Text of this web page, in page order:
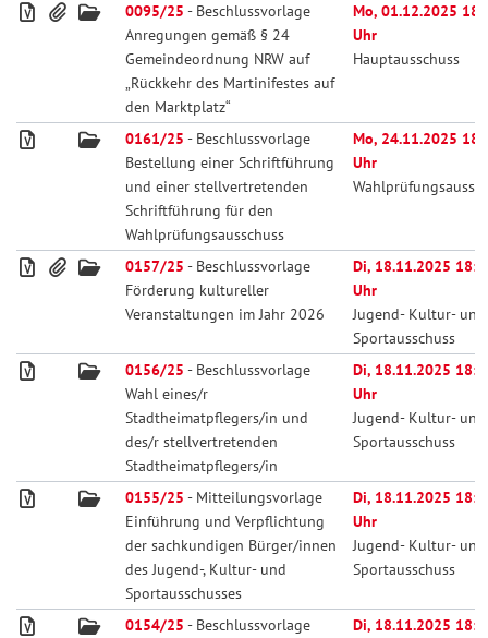
0095/25 - Beschlussvorlage
Anregungen gemäß § 24
Gemeindeordnung NRW auf
„Rückkehr des Martinifestes auf
den Marktplatz“
Mo, 01.12.2025
Uhr
Hauptausschuss
0161/25 - Beschlussvorlage
Bestellung einer Schriftführung
und einer stellvertretenden
Schriftführung für den
Wahlprüfungsausschuss
Mo, 24.11.2025
Uhr
0157/25 - Beschlussvorlage
Förderung kultureller
Veranstaltungen im Jahr 2026
Di, 18.11.2025
Uhr
Jugend- Kultur- und
Sportausschuss
0156/25 - Beschlussvorlage
Wahl eines/r
Stadtheimatpflegers/in und
des/r stellvertretenden
Stadtheimatpflegers/in
Di, 18.11.2025
Uhr
Jugend- Kultur- und
Sportausschuss
0155/25 - Mitteilungsvorlage
Einführung und Verpflichtung
der sachkundigen Bürger/innen
des Jugend-, Kultur- und
Sportausschusses
Di, 18.11.2025
Uhr
Jugend- Kultur- und
Sportausschuss
0154/25 - Beschlussvorlage
Di, 18.11.2025